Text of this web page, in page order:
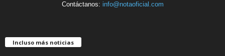
Contáctanos: info@notaoficial.com
Incluso más noticias